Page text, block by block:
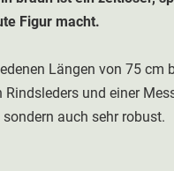
Figur macht.
Längen von 75
und einer
auch sehr robust.